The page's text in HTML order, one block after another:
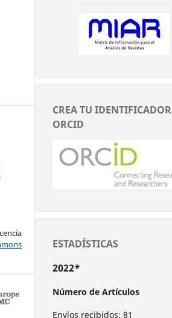
CREA TU IDENTIFICADOR
ORCID
ESTADÍSTICAS
2022*
Número de Artículos
Envíos recibidos: 81